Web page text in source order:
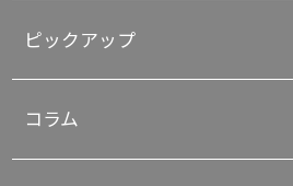
ピックアップ
コラム